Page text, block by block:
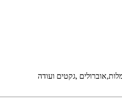
,גקטים ועודה